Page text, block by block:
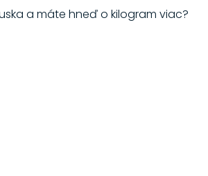
a máte hneď o kilogram viac?